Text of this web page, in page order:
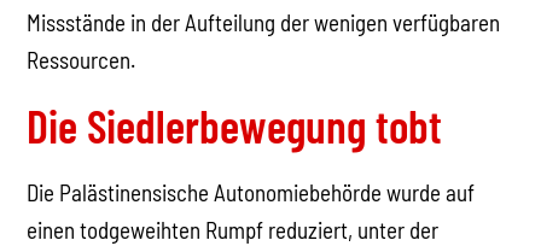
Missstände in der Aufteilung der wenigen verfügbaren
Ressourcen.
Die Siedlerbewegung tobt
Die Palästinensische Autonomiebehörde wurde auf
einen todgeweihten Rumpf reduziert, unter der